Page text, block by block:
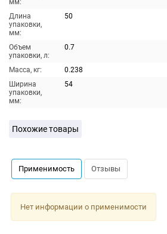
мм:
Длина
упаковки,
мм:
50
Объем
упаковки, л:
0.7
Масса, кг:
0.238
Ширина
упаковки,
мм:
54
Похожие товары
Применимость Отзывы
Нет информации о применимости